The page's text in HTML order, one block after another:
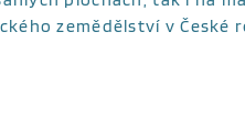
zemědělství v České